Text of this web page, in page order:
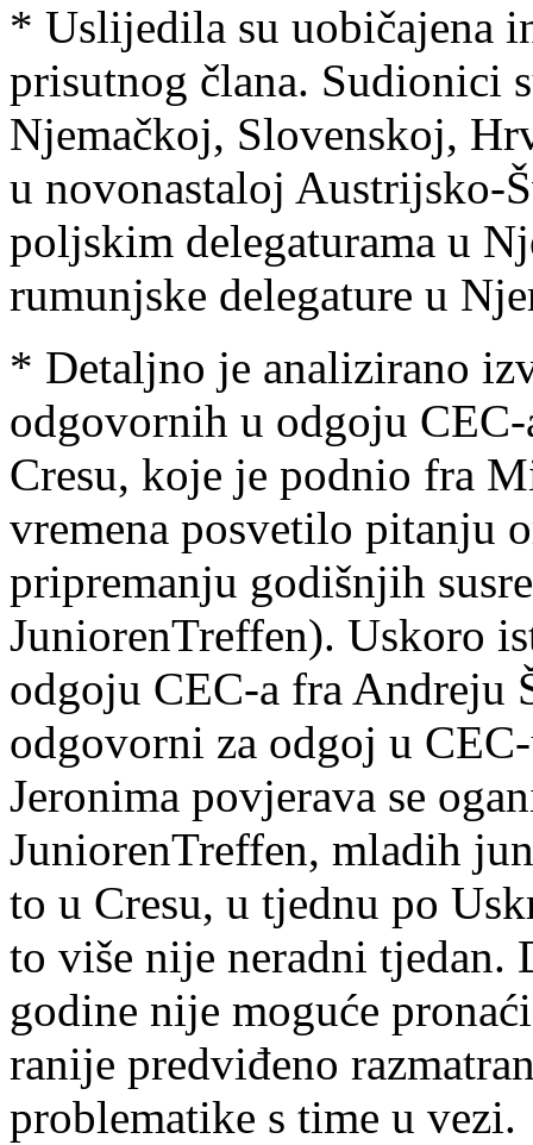
* Uslijedila su uobičajena
prisutnog člana. Sudionici
Njemačkoj, Slovenskoj,
u novonastaloj Austrijsko-
poljskim delegaturama u
rumunjske delegature u
* Detaljno je analizirano
odgovornih u odgoju
Cresu, koje je podnio fra
vremena posvetilo pitanju
pripremanju godišnjih
JuniorenTreffen). Uskoro
odgoju CEC-a fra Andreju
odgovorni za odgoj u
Jeronima povjerava se
JuniorenTreffen, mladih
to u Cresu, u tjednu po
to više nije neradni tjedan.
godine nije moguće
ranije predviđeno
problematike s time u vezi.